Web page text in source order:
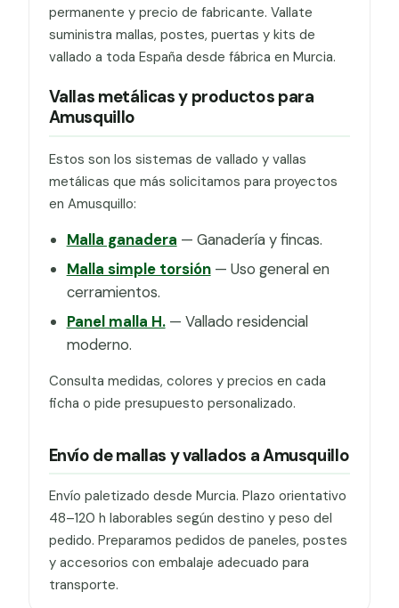
permanente y precio de fabricante. Vallate
suministra mallas, postes, puertas y kits de
vallado a toda España desde fábrica en Murcia.
Vallas metálicas y productos para
Amusquillo
Estos son los sistemas de vallado y vallas
metálicas que más solicitamos para proyectos
en Amusquillo:
Malla ganadera — Ganadería y fincas.
Malla simple torsión— Uso general en
cerramientos.
Panel malla H.— Vallado residencial
moderno.
Consulta medidas, colores y precios en cada
ficha o pide presupuesto personalizado.
Envío de mallas y vallados a Amusquillo
Envío paletizado desde Murcia. Plazo orientativo
48–120 h laborables según destino y peso del
pedido. Preparamos pedidos de paneles, postes
y accesorios con embalaje adecuado para
transporte.